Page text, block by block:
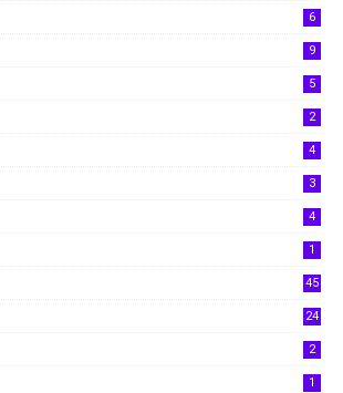
6
9
5
2
4
3
4
1
45
24
2
1